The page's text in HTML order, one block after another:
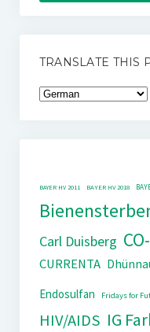
TRANSLATE THIS
BAYER HV 2011 BAYER HV 2018
Carl Duisberg
CURRENTA
Endosulfan
Fridays for
HIV/AIDS IG